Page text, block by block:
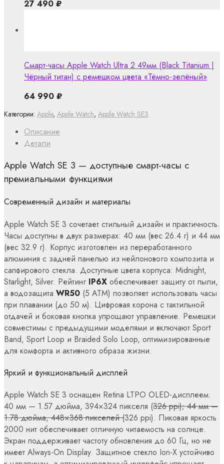
Описание
Детали
Apple Watch SE 3 — доступные смарт-часы с
премиальными функциями
Современный дизайн и материалы
Apple Watch SE 3 сочетает стильный дизайн и практичность.
Часы доступны в двух размерах: 40 мм (вес 26.4 г) и 44 мм
(вес 32.9 г). Корпус изготовлен из переработанного
алюминия с задней панелью из нейлонового композита и
сапфирового стекла. Доступные цвета корпуса: Midnight,
Starlight, Silver. Рейтинг IP6X обеспечивает защиту от пыли,
а водозащита WR50 (5 ATM) позволяет использовать часы
при плавании (до 50 м). Цифровая корона с тактильной
отдачей и боковая кнопка упрощают управление. Ремешки
совместимы с предыдущими моделями и включают Sport
Band, Sport Loop и Braided Solo Loop, оптимизированные
для комфорта и активного образа жизни.
Яркий и функциональный дисплей
Apple Watch SE 3 оснащен Retina LTPO OLED-дисплеем:
40 мм — 1.57 дюйма, 394×324 пикселя (326 ppi); 44 мм —
1.78 дюйма, 448×368 пикселей (326 ppi). Пиковая яркость
2000 нит обеспечивает отличную читаемость на солнце.
Экран поддерживает частоту обновления до 60 Гц, но не
имеет Always-On Display. Защитное стекло Ion-X устойчиво
Категории: Apple, Apple Watch, Apple Watch SE3
27 490 ₽
Смарт-часы Apple Watch Ultra 2 49мм (Black Titanium |
Чёрный титан) с ремешком цвета «Тёмно-зелёный»
64 990 ₽